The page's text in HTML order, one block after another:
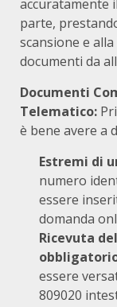
accuratamente
parte,
scansione e
documenti da
Documenti
Telematico:
è bene avere a
Estremi di
numero
essere
domanda
Ricevuta
essere
809020